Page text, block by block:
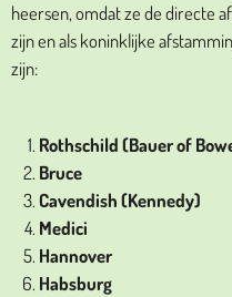
heersen, omdat ze de directe
zijn en als koninklijke
zijn:
Rothschild (Bauer of
Bruce
Cavendish (Kennedy)
Medici
Hannover
Habsburg